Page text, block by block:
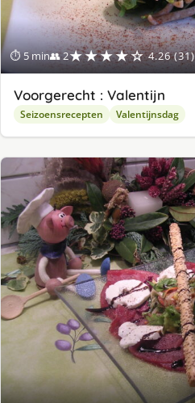
⏱ 5 min👥 2★★★★☆ 4.26 (31)
Voorgerecht : Valentijn
Seizoensrecepten Valentijnsdag